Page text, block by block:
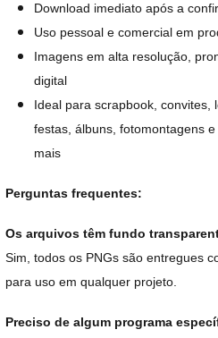
Download imediato após a
Uso pessoal e comercial em
Imagens em alta resolução,
digital
Ideal para scrapbook, convites,
festas, álbuns, fotomontagens
mais
Perguntas frequentes:
Os arquivos têm fundo
Sim, todos os PNGs são entregues
para uso em qualquer projeto.
Preciso de algum programa